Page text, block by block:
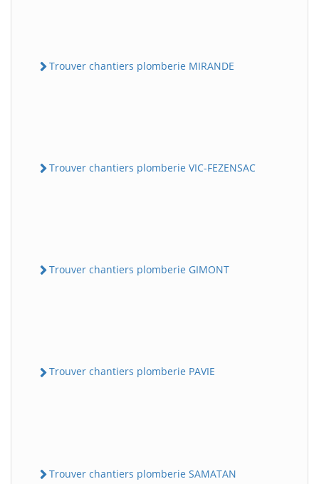
Trouver chantiers plomberie MIRANDE
Trouver chantiers plomberie VIC-FEZENSAC
Trouver chantiers plomberie GIMONT
Trouver chantiers plomberie PAVIE
Trouver chantiers plomberie SAMATAN